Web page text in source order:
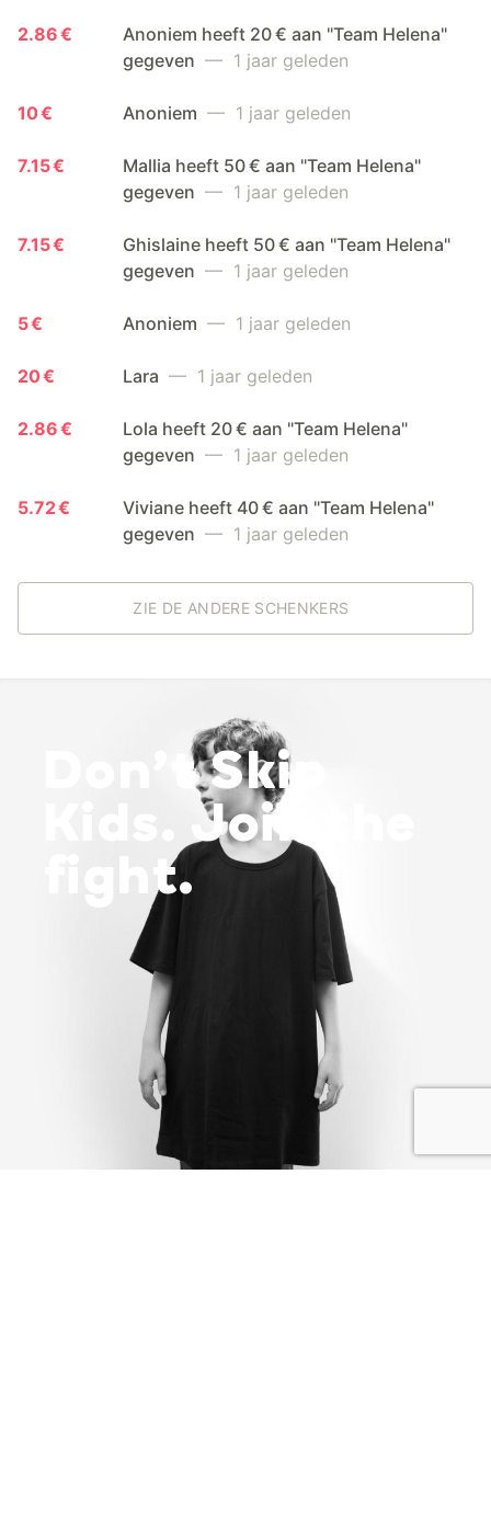
2.86 €
Anoniem heeft 20 € aan "Team Helena"
gegeven — 1 jaar geleden
10 € Anoniem — 1 jaar geleden
7.15 €
Mallia heeft 50 € aan "Team Helena"
gegeven — 1 jaar geleden
7.15 €
Ghislaine heeft 50 € aan "Team Helena"
gegeven — 1 jaar geleden
5 € Anoniem — 1 jaar geleden
20 € Lara — 1 jaar geleden
2.86 €
Lola heeft 20 € aan "Team Helena"
gegeven — 1 jaar geleden
5.72 €
Viviane heeft 40 € aan "Team Helena"
gegeven — 1 jaar geleden
ZIE DE ANDERE SCHENKERS
Don’t Skip
Kids. Join the
fight.